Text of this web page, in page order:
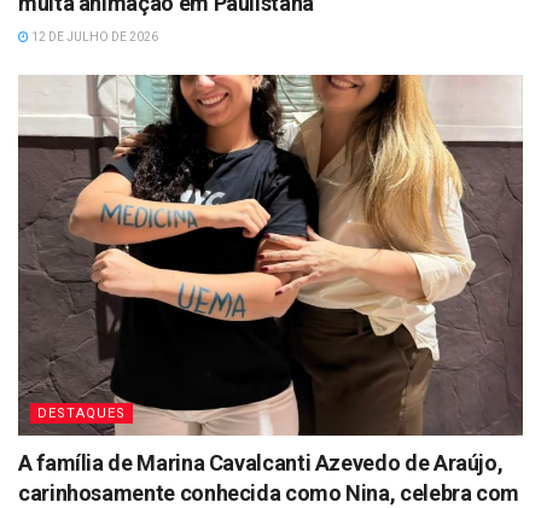
12 DE JULHO DE 2026
DESTAQUES
A família de Marina Cavalcanti Azevedo de Araújo,
carinhosamente conhecida como Nina, celebra com